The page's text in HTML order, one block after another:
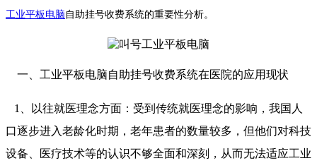
工业平板电脑 自助挂号收费系统的重要性分析。
一、工业平板电脑自助挂号收费系统在医院的应用现状
1、以往就医理念方面：受到传统就医理念的影响，我国人
口逐步进入老龄化时期，老年患者的数量较多，但他们对科技
设备、医疗技术等的认识不够全面和深刻，从而无法适应工业